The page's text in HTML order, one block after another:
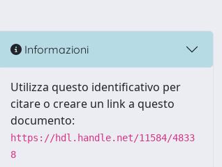
Informazioni
Utilizza questo identificativo per
citare o creare un link a questo
documento:
https://hdl.handle.net/11584/4833
8